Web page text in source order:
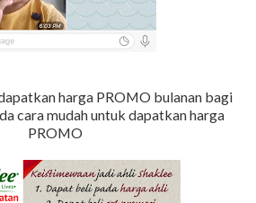
harga PROMO bulanan bagi
cara mudah untuk dapatkan harga
PROMO